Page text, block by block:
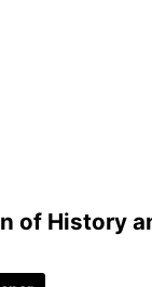
of History